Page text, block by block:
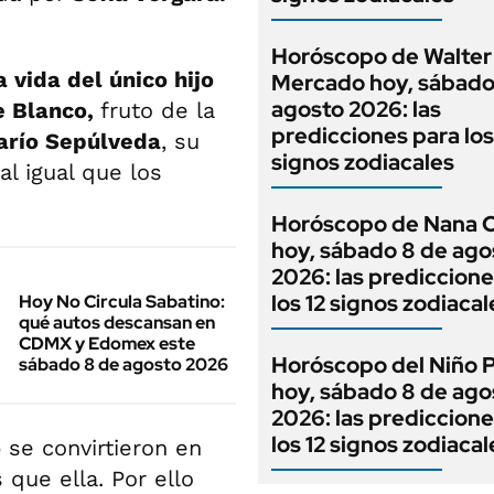
vida del único hijo
Blanco, fruto de la
Sepúlveda, su
igual que los
Hoy No Circula Sabatino:
qué autos descansan en
CDMX y Edomex este
sábado 8 de agosto 2026
se convirtieron en
que ella. Por ello
Horóscopo de Walter
Mercado hoy,
agosto 2026: las
predicciones para los
signos zodiacales
Horóscopo de Nana
hoy, sábado 8 de
2026: las
los 12 signos
Horóscopo del Niño
hoy, sábado 8 de
2026: las
los 12 signos